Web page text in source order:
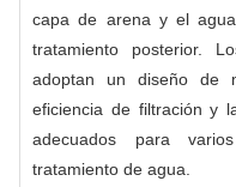
capa de arena y el
tratamiento posterior.
adoptan un diseño de
eficiencia de filtración y
adecuados para
tratamiento de agua.